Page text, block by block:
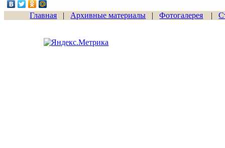
Главная | Архивные материалы |Фотогалерея |